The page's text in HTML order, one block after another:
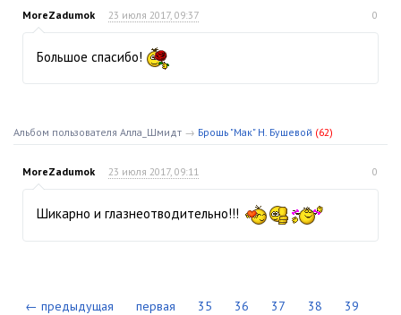
MoreZadumok 23 июля 2017, 09:37 0
Большое спасибо!
Альбом пользователя Алла_Шмидт → Брошь "Мак" Н. Бушевой (62)
MoreZadumok 23 июля 2017, 09:11 0
Шикарно и глазнеотводительно!!!
← предыдущая первая 35 36 37 38
39